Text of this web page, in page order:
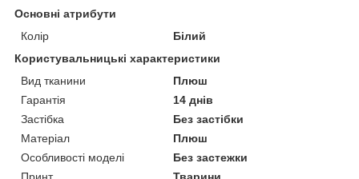
Основні атрибути
Колір
Білий
Користувальницькі характеристики
Вид тканини
Плюш
Гарантія
14 днів
Застібка
Без застібки
Матеріал
Плюш
Особливості моделі
Без застежки
Принт
Тварини